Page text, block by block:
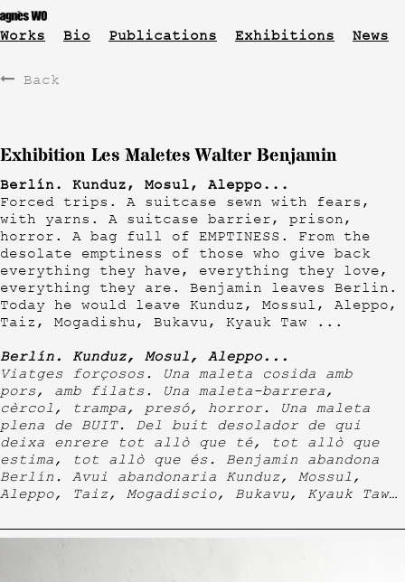
Works Bio Publications Exhibitions News
Back
Exhibition Les Maletes Walter Benjamin
Berlín. Kunduz, Mosul, Aleppo...
Forced trips. A suitcase sewn with fears,
with yarns. A suitcase barrier, prison,
horror. A bag full of EMPTINESS. From the
desolate emptiness of those who give back
everything they have, everything they love,
everything they are. Benjamin leaves Berlin.
Today he would leave Kunduz, Mossul, Aleppo,
Taiz, Mogadishu, Bukavu, Kyauk Taw ...
Berlín. Kunduz, Mosul, Aleppo...
Viatges forçosos. Una maleta cosida amb
pors, amb filats. Una maleta-barrera,
cèrcol, trampa, presó, horror. Una maleta
plena de BUIT. Del buit desolador de qui
deixa enrere tot allò que té, tot allò que
estima, tot allò que és. Benjamin abandona
Berlín. Avui abandonaria Kunduz, Mossul,
Aleppo, Taiz, Mogadiscio, Bukavu, Kyauk Taw…